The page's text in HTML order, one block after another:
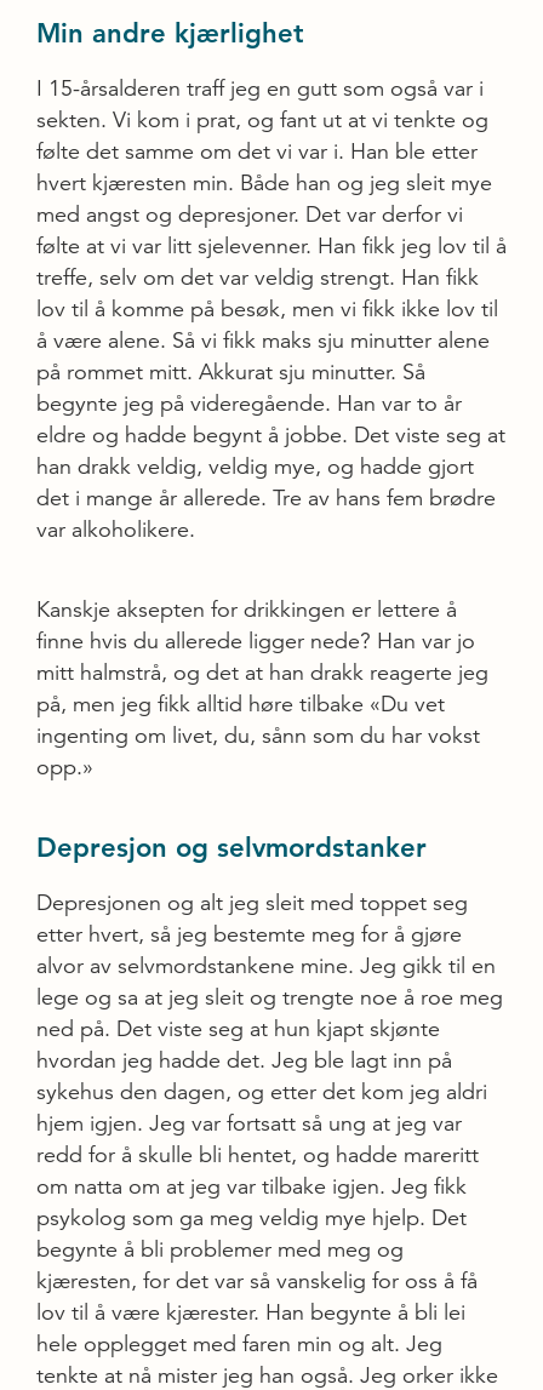
Min andre kjærlighet
I 15-årsalderen traff jeg en gutt som også var i
sekten. Vi kom i prat, og fant ut at vi tenkte og
følte det samme om det vi var i. Han ble etter
hvert kjæresten min. Både han og jeg sleit mye
med angst og depresjoner. Det var derfor vi
følte at vi var litt sjelevenner. Han fikk jeg lov til å
treffe, selv om det var veldig strengt. Han fikk
lov til å komme på besøk, men vi fikk ikke lov til
å være alene. Så vi fikk maks sju minutter alene
på rommet mitt. Akkurat sju minutter. Så
begynte jeg på videregående. Han var to år
eldre og hadde begynt å jobbe. Det viste seg at
han drakk veldig, veldig mye, og hadde gjort
det i mange år allerede. Tre av hans fem brødre
var alkoholikere.
Kanskje aksepten for drikkingen er lettere å
finne hvis du allerede ligger nede? Han var jo
mitt halmstrå, og det at han drakk reagerte jeg
på, men jeg fikk alltid høre tilbake «Du vet
ingenting om livet, du, sånn som du har vokst
opp.»
Depresjon og selvmordstanker
Depresjonen og alt jeg sleit med toppet seg
etter hvert, så jeg bestemte meg for å gjøre
alvor av selvmordstankene mine. Jeg gikk til en
lege og sa at jeg sleit og trengte noe å roe meg
ned på. Det viste seg at hun kjapt skjønte
hvordan jeg hadde det. Jeg ble lagt inn på
sykehus den dagen, og etter det kom jeg aldri
hjem igjen. Jeg var fortsatt så ung at jeg var
redd for å skulle bli hentet, og hadde mareritt
om natta om at jeg var tilbake igjen. Jeg fikk
psykolog som ga meg veldig mye hjelp. Det
begynte å bli problemer med meg og
kjæresten, for det var så vanskelig for oss å få
lov til å være kjærester. Han begynte å bli lei
hele opplegget med faren min og alt. Jeg
tenkte at nå mister jeg han også. Jeg orker ikke